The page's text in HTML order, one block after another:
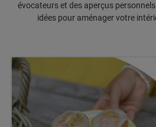
évocateurs et des aperçus
idées pour aménager votre